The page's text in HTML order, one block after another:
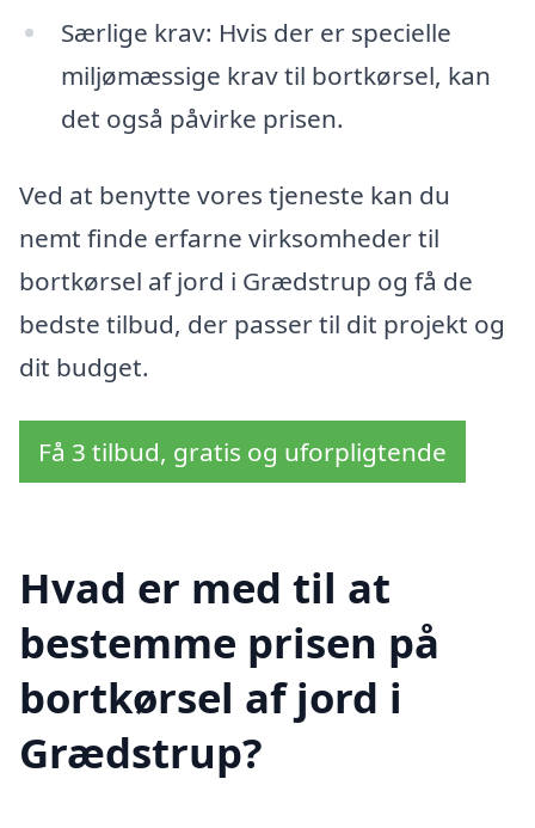
Særlige krav: Hvis der er specielle
miljømæssige krav til bortkørsel, kan
det også påvirke prisen.
Ved at benytte vores tjeneste kan du
nemt finde erfarne virksomheder til
bortkørsel af jord i Grædstrup og få de
bedste tilbud, der passer til dit projekt og
dit budget.
Få 3 tilbud, gratis og uforpligtende
Hvad er med til at
bestemme prisen på
bortkørsel af jord i
Grædstrup?